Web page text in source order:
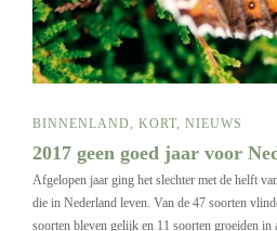
BINNENLAND, KORT, NIEUWS
2017 geen goed jaar voor
Afgelopen jaar ging het slechter met de helft
die in Nederland leven. Van de 47 soorten
soorten bleven gelijk en 11 soorten groeiden in